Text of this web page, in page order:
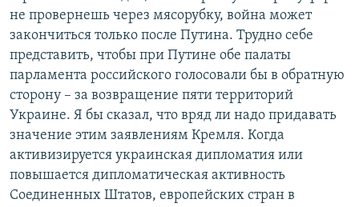
не провернешь через мясорубку, война может
закончиться только после Путина. Трудно себе
представить, чтобы при Путине обе палаты
парламента российского голосовали бы в обратную
сторону – за возвращение пяти территорий
Украине. Я бы сказал, что вряд ли надо придавать
значение этим заявлениям Кремля. Когда
активизируется украинская дипломатия или
повышается дипломатическая активность
Соединенных Штатов, европейских стран в